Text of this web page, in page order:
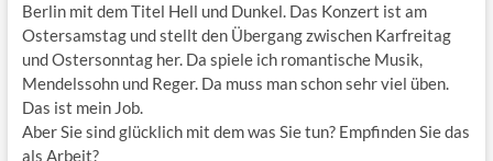
Berlin mit dem Titel Hell und Dunkel. Das Konzert ist am
Ostersamstag und stellt den Übergang zwischen Karfreitag
und Ostersonntag her. Da spiele ich romantische Musik,
Mendelssohn und Reger. Da muss man schon sehr viel üben.
Das ist mein Job.
Aber Sie sind glücklich mit dem was Sie tun? Empfinden Sie das
als Arbeit?